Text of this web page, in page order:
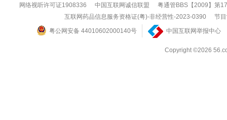
网络视听许可证1908336
中国互联网诚信联盟
粤通管BBS【2009】第
互联网药品信息服务资格证(粤)-非经营性-2023-0390
节
粤公网安备 44010602000140号
中国互联网举报中心
Copyright ©2026